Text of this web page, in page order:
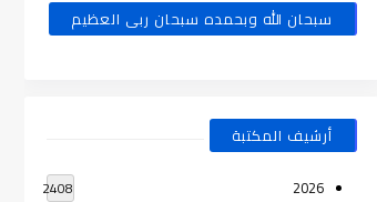
سبحان الله وبحمده سبحان ربى العظيم
أرشيف المكتبة
2026
2408